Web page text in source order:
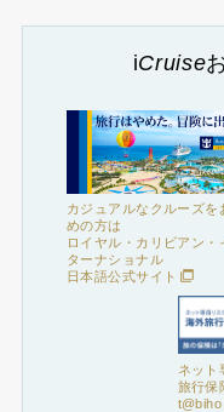
iCruise
カジュアルなクルーズを
めの方は
ロイヤル・カリビアン・
ターナショナル
日本語公式サイト
ネット
旅行保
t@biho